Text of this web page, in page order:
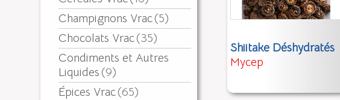
Champignons Vrac(5)
Chocolats Vrac(35)
Condiments et Autres
Liquides (9)
Épices Vrac(65)
Shiitake Déshydratés
Mycep